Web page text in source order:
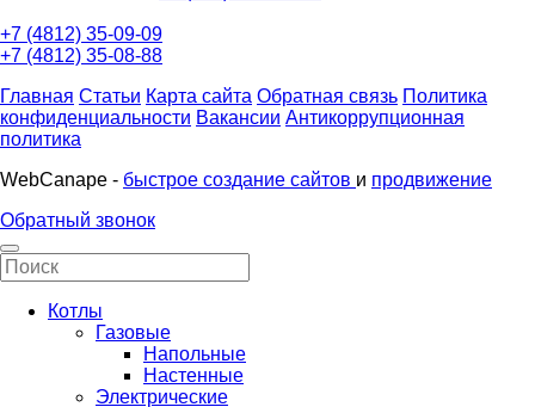
+7 (4812) 35-09-09
+7 (4812) 35-08-88
Главная Статьи Карта сайта Обратная связь Политика
конфиденциальности Вакансии Антикоррупционная
политика
WebCanape - быстрое создание сайтов и продвижение
Обратный звонок
Котлы
Газовые
Напольные
Настенные
Электрические